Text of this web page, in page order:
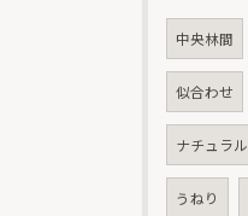
中央林間
似合わせ
ナチュラル
うねり